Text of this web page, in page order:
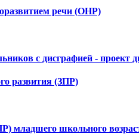
речи (ОНР)
с дисграфией - проект
развития (ЗПР)
младшего школьного